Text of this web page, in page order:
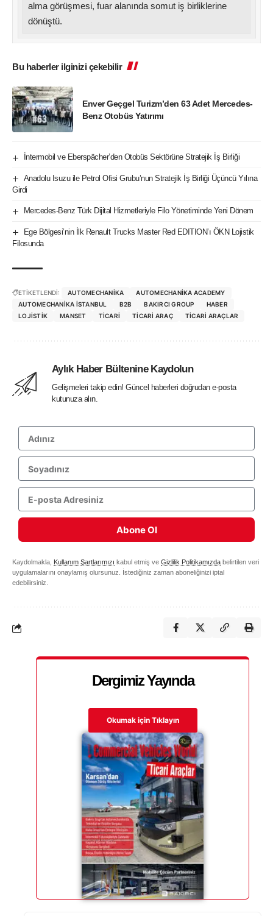
alma görüşmesi, fuar alanında somut iş birliklerine
dönüştü.
Bu haberler ilginizi çekebilir
Enver Geçgel Turizm’den 63 Adet Mercedes-
Benz Otobüs Yatırımı
İntermobil ve Eberspächer’den Otobüs Sektörüne Stratejik İş Birliği
Anadolu Isuzu ile Petrol Ofisi Grubu’nun Stratejik İş Birliği Üçüncü Yılına
Girdi
Mercedes-Benz Türk Dijital Hizmetleriyle Filo Yönetiminde Yeni Dönem
Ege Bölgesi’nin İlk Renault Trucks Master Red EDITION’ı ÖKN Lojistik
Filosunda
ETİKETLENDİ: AUTOMECHANIKA
AUTOMECHANIKA ACADEMY
AUTOMECHANIKA ISTANBUL
B2B BAKIRCI GROUP
HABER
LOJISTIK
MANSET TICARI TICARI ARAÇ TICARI ARAÇLAR
Aylık Haber Bültenine Kaydolun
Gelişmeleri takip edin! Güncel haberleri doğrudan e-posta
kutunuza alın.
Abone Ol
Kaydolmakla, Kullanım Şartlarımızı kabul etmiş ve Gizlilik Politikamızda belirtilen veri
uygulamalarını onaylamış olursunuz. İstediğiniz zaman aboneliğinizi iptal
edebilirsiniz.
Dergimiz Yayında
Okumak için Tıklayın